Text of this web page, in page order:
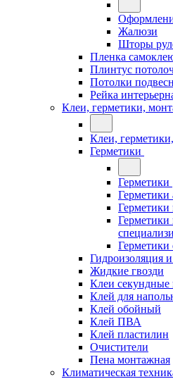
Жалюзи
Шторы
Пленка
Плинтус
Потолки
Рейка
Клеи, герметики,
Клеи,
Герметики
Герметики
Герметики
Герметики
Герметики
Герметики
Гидроизоляция
Жидкие гвозди
Клеи секундные
Клей для
Клей обойный
Клей ПВА
Клей пластилин
Очистители
Пена монтажная
Климатическая